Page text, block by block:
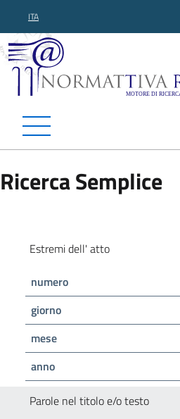
ITA
Normattiva
Ricerca Semplice
Estremi dell' atto
numero
giorno
mese
anno
Parole nel titolo e/o testo